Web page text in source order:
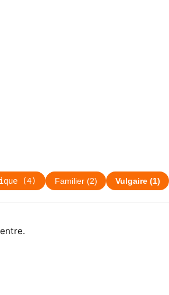
(4) Familier(2) Vulgaire(1)